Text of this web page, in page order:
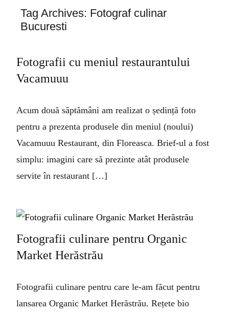
Tag Archives: Fotograf culinar
Bucuresti
Fotografii cu meniul restaurantului
Vacamuuu
Acum două săptămâni am realizat o ședință foto
pentru a prezenta produsele din meniul (noului)
Vacamuuu Restaurant, din Floreasca. Brief-ul a fost
simplu: imagini care să prezinte atât produsele
servite în restaurant […]
Fotografii culinare pentru Organic
Market Herăstrău
Fotografii culinare pentru care le-am făcut pentru
lansarea Organic Market Herăstrău. Rețete bio